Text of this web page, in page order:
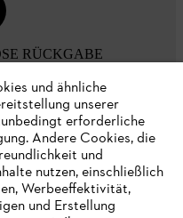
RÜCKGABE
und ähnliche
unserer
erforderliche
Andere Cookies, die
und
nutzen, einschließlich
Werbeeffektivität,
und Erstellung